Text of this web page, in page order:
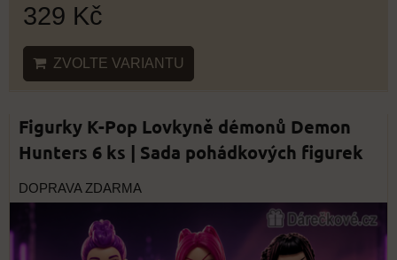
329 Kč
ZVOLTE VARIANTU
Figurky K-Pop Lovkyně démonů Demon
Hunters 6 ks | Sada pohádkových figurek
DOPRAVA ZDARMA